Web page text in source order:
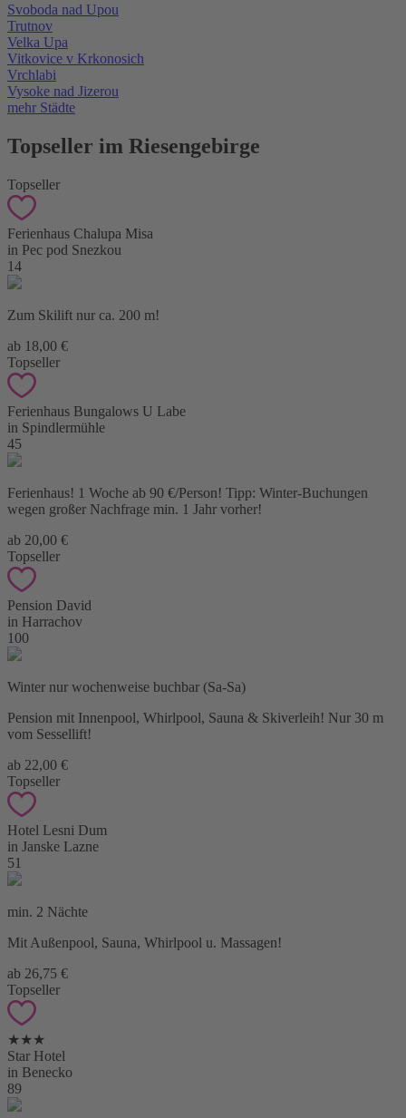
Svoboda nad Upou
Trutnov
Velka Upa
Vitkovice v Krkonosich
Vrchlabi
Vysoke nad Jizerou
mehr Städte
Topseller im Riesengebirge
Topseller
Ferienhaus Chalupa Misa
in Pec pod Snezkou
14
Zum Skilift nur ca. 200 m!
ab 18,00 €
Topseller
Ferienhaus Bungalows U Labe
in Spindlermühle
45
Ferienhaus! 1 Woche ab 90 €/Person! Tipp: Winter-Buchungen
wegen großer Nachfrage min. 1 Jahr vorher!
ab 20,00 €
Topseller
Pension David
in Harrachov
100
Winter nur wochenweise buchbar (Sa-Sa)
Pension mit Innenpool, Whirlpool, Sauna & Skiverleih! Nur 30 m
vom Sessellift!
ab 22,00 €
Topseller
Hotel Lesni Dum
in Janske Lazne
51
min. 2 Nächte
Mit Außenpool, Sauna, Whirlpool u. Massagen!
ab 26,75 €
Topseller
★★★
Star Hotel
in Benecko
89